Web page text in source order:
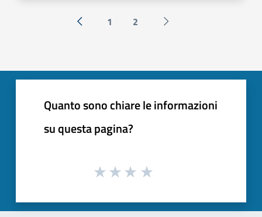
« Precedente
1 2 Successiva »
Quanto sono chiare le informazioni
su questa pagina?